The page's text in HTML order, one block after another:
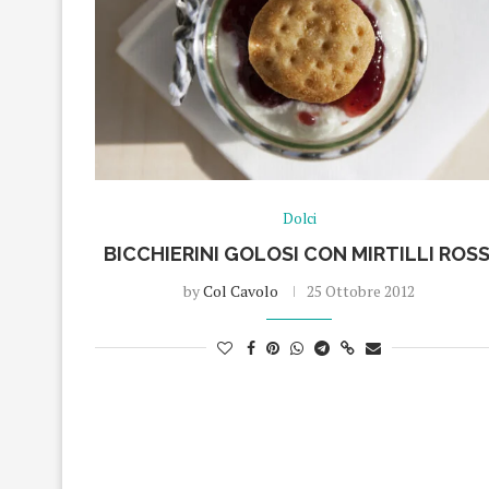
Dolci
BICCHIERINI GOLOSI CON MIRTILLI
byCol Cavolo 25 Ottobre 2012